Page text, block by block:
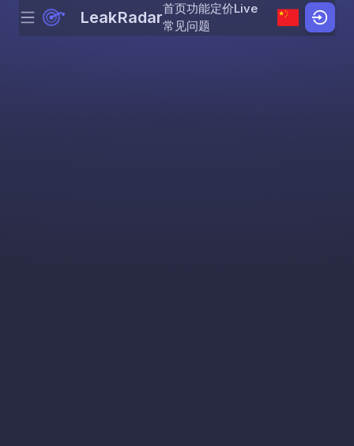
Skip to content
Menu LeakRadar首页功能定价Live
常见问题